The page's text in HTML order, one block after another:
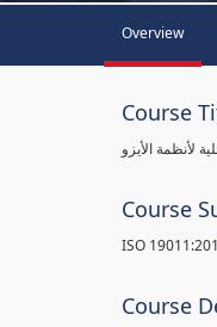
Overview
Course
لأنظمة الأيزو
Course
ISO
Course